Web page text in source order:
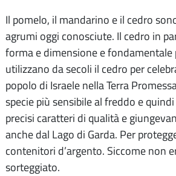
Il pomelo, il mandarino e il cedro
agrumi oggi conosciute. Il cedro in
forma e dimensione e fondamentale
utilizzano da secoli il cedro per
popolo di Israele nella Terra
specie più sensibile al freddo e
precisi caratteri di qualità e
anche dal Lago di Garda. Per
contenitori d’argento. Siccome non
sorteggiato.